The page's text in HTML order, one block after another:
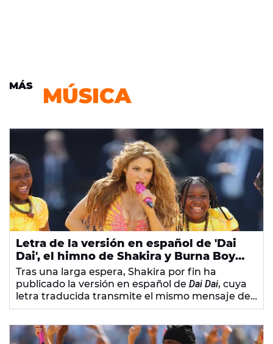
MÁS MÚSICA
Letra de la versión en español de 'Dai
Dai', el himno de Shakira y Burna Boy
para el Mundial 2026
Tras una larga espera, Shakira por fin ha
publicado la versión en español de Dai Dai, cuya
letra traducida transmite el mismo mensaje de
ánimo y esperanza que la original.